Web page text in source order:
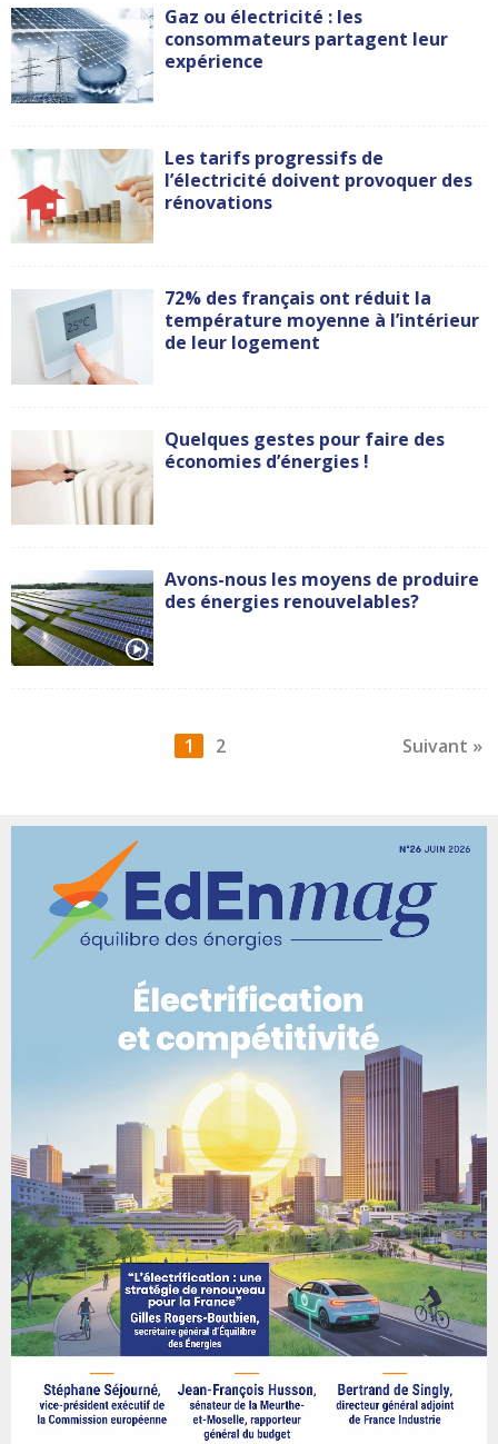
Gaz ou électricité : les
consommateurs partagent leur
expérience
Les tarifs progressifs de
l’électricité doivent provoquer des
rénovations
72% des français ont réduit la
température moyenne à l’intérieur
de leur logement
Quelques gestes pour faire des
économies d’énergies !
Avons-nous les moyens de produire
des énergies renouvelables?
1 2 Suivant »